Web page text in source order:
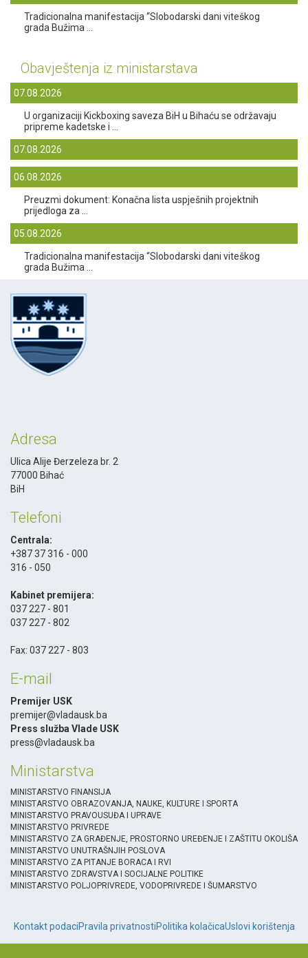
Tradicionalna manifestacija “Slobodarski dani viteškog
grada Bužima ...
Obavještenja iz ministarstava
07.08.2026
U organizaciji Kickboxing saveza BiH u Bihaću se održavaju
pripreme kadetske i ...
07.08.2026
06.08.2026
Preuzmi dokument: Konačna lista uspješnih projektnih
prijedloga za ...
05.08.2026
Tradicionalna manifestacija “Slobodarski dani viteškog
grada Bužima ...
Adresa
Ulica Alije Đerzeleza br. 2
77000 Bihać
BiH
Telefoni
Centrala:
+387 37 316 - 000
316 - 050
Kabinet premijera:
037 227 - 801
037 227 - 802
Fax: 037 227 - 803
E-mail
Premijer USK
premijer@vladausk.ba
Press služba Vlade USK
press@vladausk.ba
Ministarstva
MINISTARSTVO FINANSIJA
MINISTARSTVO OBRAZOVANJA, NAUKE, KULTURE I SPORTA
MINISTARSTVO PRAVOUSUĐA I UPRAVE
MINISTARSTVO PRIVREDE
MINISTARSTVO ZA GRAĐENJE, PROSTORNO UREĐENJE I ZAŠTITU OKOLIŠA
MINISTARSTVO UNUTRAŠNJIH POSLOVA
MINISTARSTVO ZA PITANJE BORACA I RVI
MINISTARSTVO ZDRAVSTVA I SOCIJALNE POLITIKE
MINISTARSTVO POLJOPRIVREDE, VODOPRIVREDE I ŠUMARSTVO
Kontakt podaciPravila privatnostiPolitika kolačicaUslovi korištenja